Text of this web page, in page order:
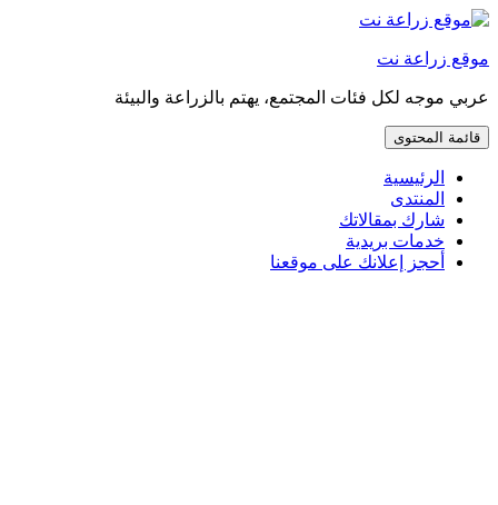
إذهب
إلى
موقع زراعة نت
عربي موجه لكل فئات المجتمع، يهتم بالزراعة والبيئة
قائمة المحتوى
الرئيسية
المنتدى
شارك بمقالاتك
خدمات بريدية
أحجز إعلانك على موقعنا